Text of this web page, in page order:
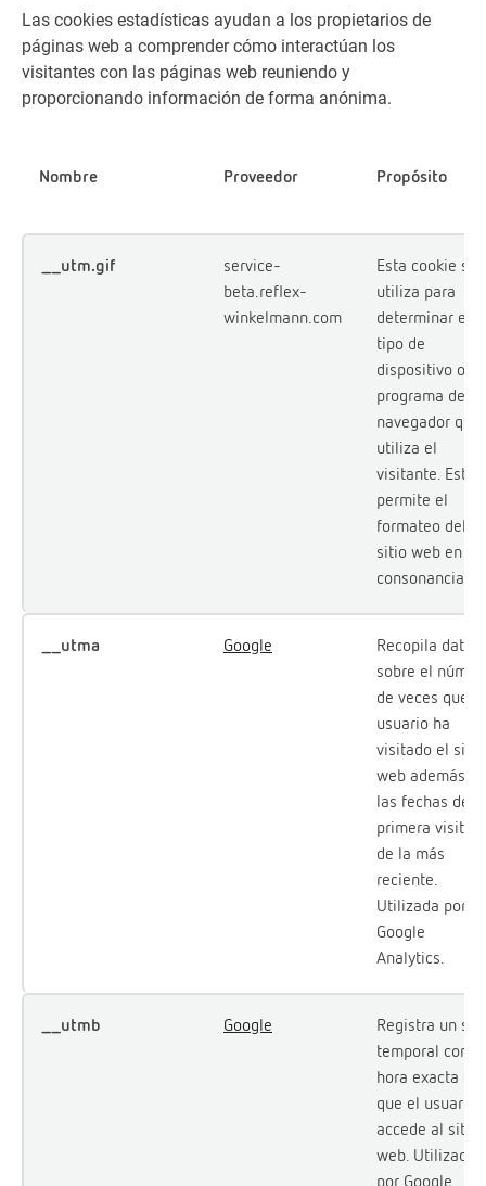
Las cookies estadísticas ayudan a los propietarios de
páginas web a comprender cómo interactúan los
visitantes con las páginas web reuniendo y
proporcionando información de forma anónima.
Nombre Proveedor Propósito
__utm.gif
service-
beta.reflex-
winkelmann.com
Esta cookie se
utiliza para
determinar el
tipo de
dispositivo o
programa de
navegador que
utiliza el
visitante. Esto
permite el
formateo del
sitio web en
consonancia.
__utma Google
Recopila datos
sobre el
de veces que
usuario ha
visitado el sitio
web además de
las fechas de la
primera visita y
de la más
reciente.
Utilizada por
Google
Analytics.
__utmb Google
Registra un
temporal con la
hora exacta en
que el usuario
accede al sitio
web. Utilizada
por Google